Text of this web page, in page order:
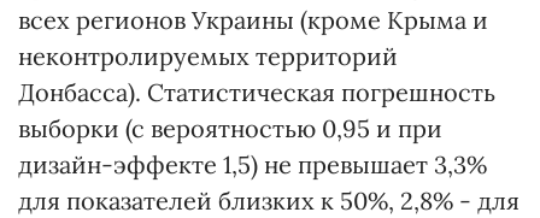
всех регионов Украины (кроме Крыма и
неконтролируемых территорий
Донбасса). Статистическая погрешность
выборки (с вероятностью 0,95 и при
дизайн-эффекте 1,5) не превышает 3,3%
для показателей близких к 50%, 2,8% - для